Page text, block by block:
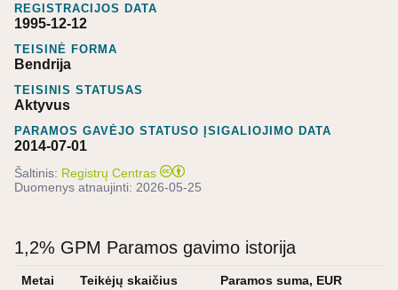
REGISTRACIJOS DATA
1995-12-12
TEISINĖ FORMA
Bendrija
TEISINIS STATUSAS
Aktyvus
PARAMOS GAVĖJO STATUSO ĮSIGALIOJIMO DATA
2014-07-01
Šaltinis: Registrų Centras
Duomenys atnaujinti: 2026-05-25
1,2% GPM Paramos gavimo istorija
Metai Teikėjų skaičius Paramos suma, EUR